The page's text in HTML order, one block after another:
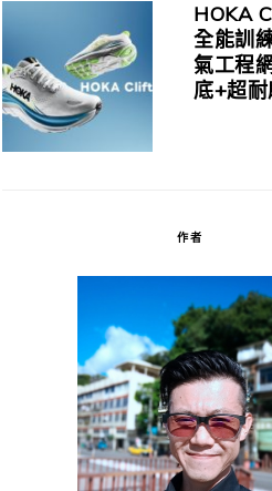
HOKA
全能訓
氣工程
底+超
作者